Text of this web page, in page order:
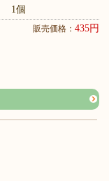
1個
販売価格： 435円